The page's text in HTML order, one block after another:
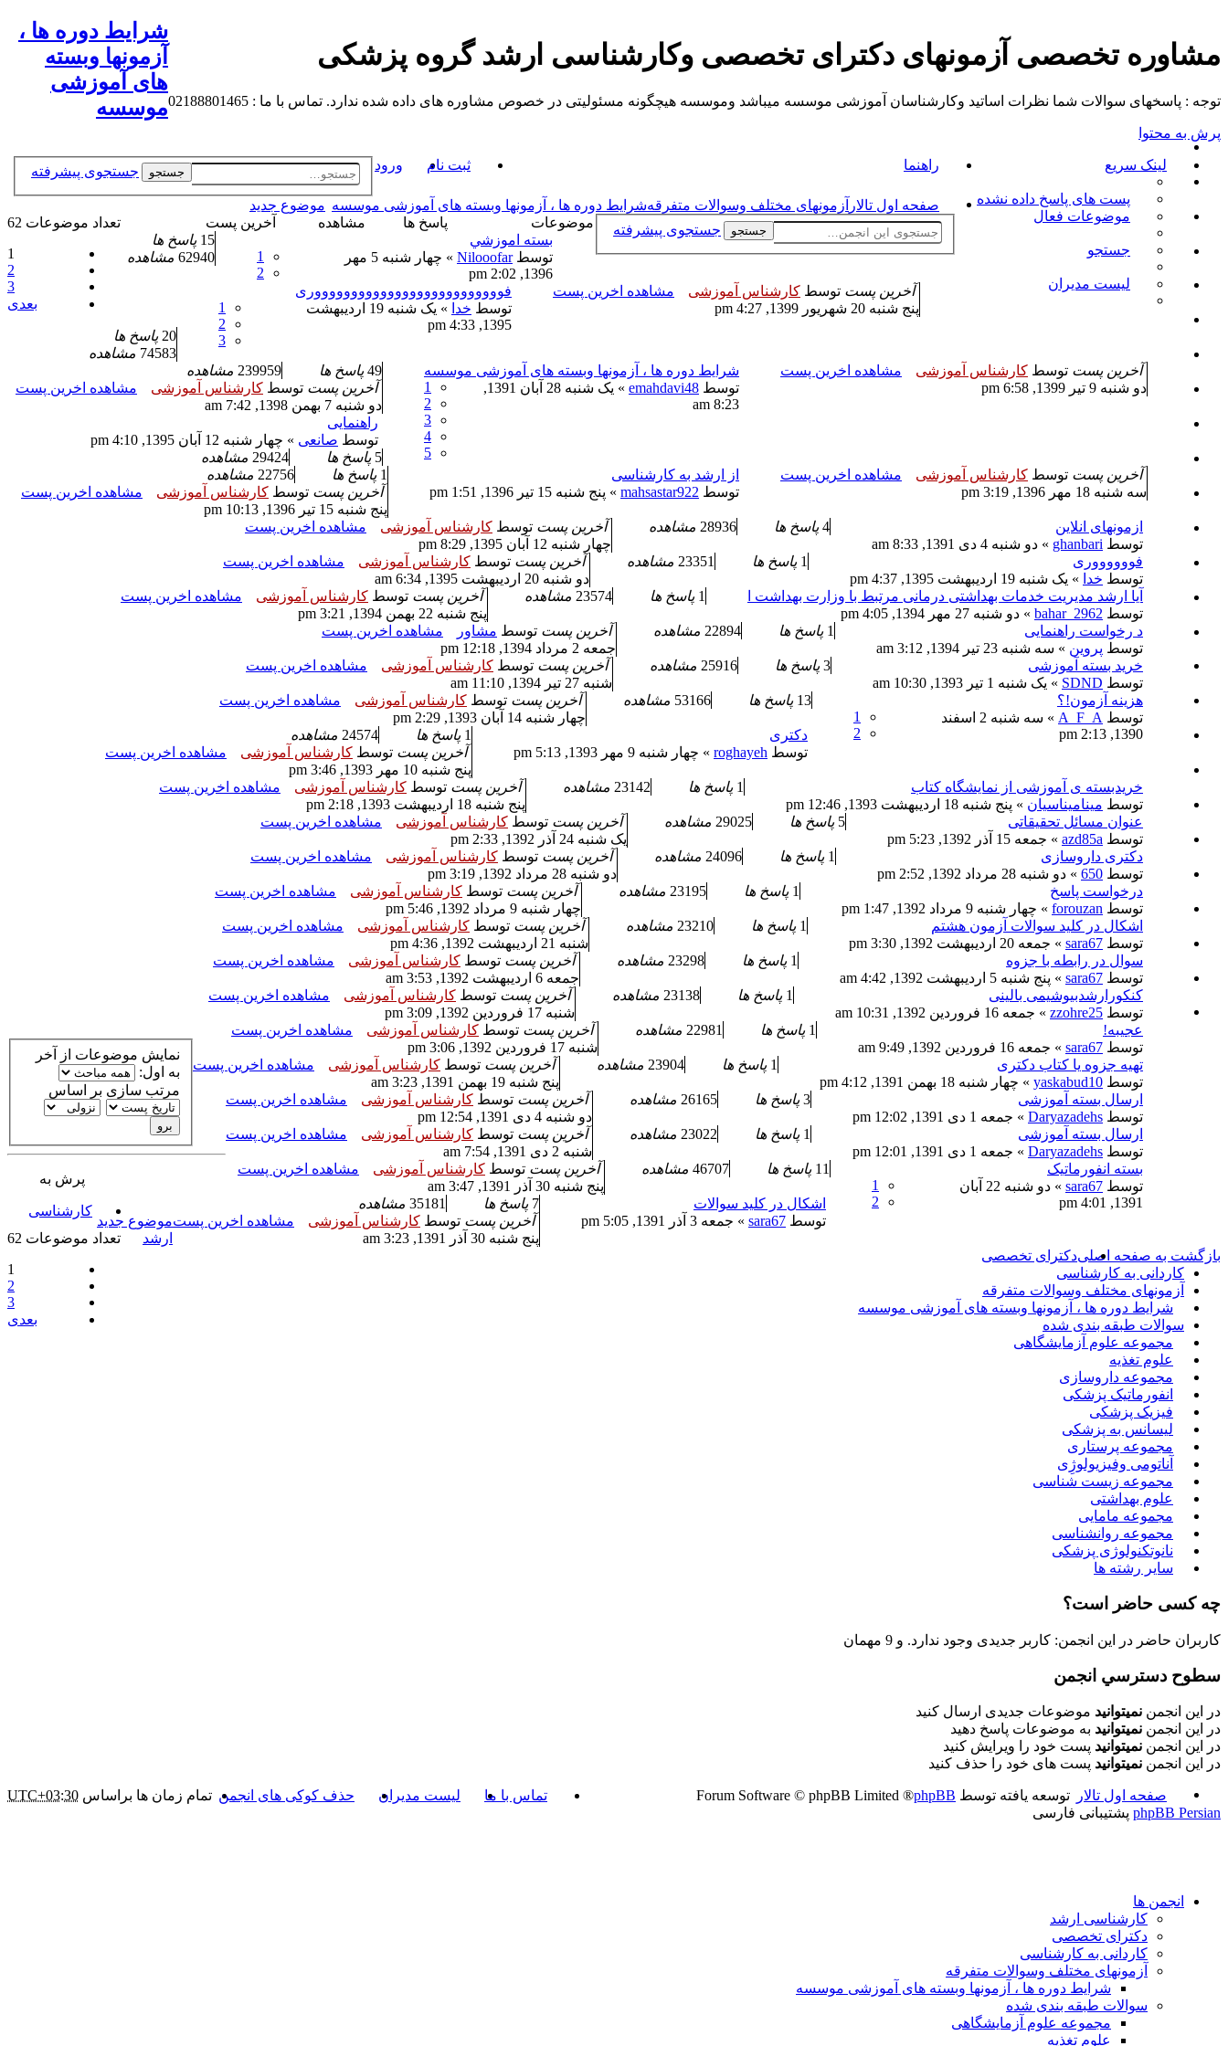
مشاوره تخصصی آزمونهای دکترای تخصصی وکارشناسی ارشد گروه پزشکی
توجه : پاسخهای سوالات شما نظرات اساتید وکارشناسان آموزشی موسسه میباشد وموسسه هیچگونه مسئولیتی در خصوص مشاوره های داده شده ندارد. تماس با ما : 02188801465
پرش به محتوا
جستجو جستجوی پیشرفته لینک سریع
پست های پاسخ داده نشده
موضوعات فعال
جستجو
لیست مدیران
راهنما ورود ثبت نام
صفحه اول تالار آزمونهای مختلف وسوالات متفرقهشرایط دوره ها ، آزمونها وبسته های آموزشی موسسه
شرایط دوره ها ،
آزمونها وبسته
های آموزشی
موسسه
موضوع جدید
جستجو جستجوی پیشرفته
تعداد موضوعات 62
1
2
3
بعدی
موضوعات پاسخ ها مشاهده
آخرین پست
بسته اموزشي
1
2
توسطNilooofar
» چهار شنبه 5 مهر
1396, 2:02 pm
15 پاسخ ها
62940 مشاهده
آخرین پست توسط کارشناس آموزشی
مشاهده اخرین پست
پنج شنبه 20 شهریور 1399, 4:27 pm
فووووووووووووووووووووووووووری
1
2
3
توسط خدا
» یک شنبه 19 اردیبهشت
1395, 4:33 pm
20 پاسخ ها
74583 مشاهده
آخرین پست توسط کارشناس آموزشی
مشاهده اخرین پست
دو شنبه 9 تیر 1399, 6:58 pm
شرایط دوره ها ، آزمونها وبسته های آموزشی موسسه
1
2
3
4
5
توسط emahdavi48
» یک شنبه 28 آبان 1391,
8:23 am
49 پاسخ ها 239959 مشاهده
آخرین پست توسط کارشناس آموزشی
مشاهده اخرین پست
دو شنبه 7 بهمن 1398, 7:42 am
راهنمایی
توسط صانعی » چهار شنبه 12 آبان 1395, 4:10 pm
5 پاسخ ها 29424 مشاهده
آخرین پست توسط کارشناس آموزشی
مشاهده اخرین پست
سه شنبه 18 مهر 1396, 3:19 pm
از ارشد به کارشناسی
توسط mahsastar922 » پنج شنبه 15 تیر 1396, 1:51 pm
1 پاسخ ها 22756 مشاهده
آخرین پست توسط کارشناس آموزشی
مشاهده اخرین پست
پنج شنبه 15 تیر 1396, 10:13 pm
ازمونهای انلاین
توسط ghanbari » دو شنبه 4 دی 1391, 8:33 am
4 پاسخ ها 28936 مشاهده آخرین پست توسط کارشناس آموزشی
مشاهده اخرین پست
چهار شنبه 12 آبان 1395, 8:29 pm
فووووووری
توسط خدا » یک شنبه 19 اردیبهشت 1395, 4:37 pm
1 پاسخ ها 23351 مشاهده آخرین پست توسط کارشناس آموزشی
مشاهده اخرین پست
دو شنبه 20 اردیبهشت 1395, 6:34 am
آیا ارشد مدیریت خدمات بهداشتی درمانی مرتبط با وزارت بهداشت ا
توسط bahar_2962 » دو شنبه 27 مهر 1394, 4:05 pm
1 پاسخ ها 23574 مشاهده آخرین پست توسط کارشناس آموزشی
مشاهده اخرین پست
پنج شنبه 22 بهمن 1394, 3:21 pm
د رخواست راهنمایی
توسط پروین » سه شنبه 23 تیر 1394, 3:12 am
1 پاسخ ها 22894 مشاهده آخرین پست توسط مشاور
مشاهده اخرین پست
جمعه 2 مرداد 1394, 12:18 pm
خرید بسته آموزشی
توسط SDND » یک شنبه 1 تیر 1393, 10:30 am
3 پاسخ ها 25916 مشاهده آخرین پست توسط کارشناس آموزشی
مشاهده اخرین پست
شنبه 27 تیر 1394, 11:10 am
هزینه آزمون!؟
1
2
توسط A_F_A
» سه شنبه 2 اسفند
1390, 2:13 pm
13 پاسخ ها 53166 مشاهده آخرین پست توسط کارشناس آموزشی
مشاهده اخرین پست
چهار شنبه 14 آبان 1393, 2:29 pm
دکتری
توسط roghayeh » چهار شنبه 9 مهر 1393, 5:13 pm
1 پاسخ ها 24574 مشاهده
آخرین پست توسط کارشناس آموزشی
مشاهده اخرین پست
پنج شنبه 10 مهر 1393, 3:46 pm
خریدبسته ی آموزشی از نمایشگاه کتاب
توسط مینامیناسیان » پنج شنبه 18 اردیبهشت 1393, 12:46 pm
1 پاسخ ها 23142 مشاهده آخرین پست توسط کارشناس آموزشی
مشاهده اخرین پست
پنج شنبه 18 اردیبهشت 1393, 2:18 pm
عنوان مسائل تحقیقاتی
توسط azd85a » جمعه 15 آذر 1392, 5:23 pm
5 پاسخ ها 29025 مشاهده آخرین پست توسط کارشناس آموزشی
مشاهده اخرین پست
یک شنبه 24 آذر 1392, 2:33 pm
دکتری داروسازی
توسط 650 » دو شنبه 28 مرداد 1392, 2:52 pm
1 پاسخ ها 24096 مشاهده آخرین پست توسط کارشناس آموزشی
مشاهده اخرین پست
دو شنبه 28 مرداد 1392, 3:19 pm
درخواست پاسخ
توسط forouzan » چهار شنبه 9 مرداد 1392, 1:47 pm
1 پاسخ ها 23195 مشاهده آخرین پست توسط کارشناس آموزشی
مشاهده اخرین پست
چهار شنبه 9 مرداد 1392, 5:46 pm
اشکال در کلید سوالات آزمون هشتم
توسط sara67 » جمعه 20 اردیبهشت 1392, 3:30 pm
1 پاسخ ها 23210 مشاهده آخرین پست توسط کارشناس آموزشی
مشاهده اخرین پست
شنبه 21 اردیبهشت 1392, 4:36 pm
سوال در رابطه با جزوه
توسط sara67 » پنج شنبه 5 اردیبهشت 1392, 4:42 am
1 پاسخ ها 23298 مشاهده آخرین پست توسط کارشناس آموزشی
مشاهده اخرین پست
جمعه 6 اردیبهشت 1392, 3:53 am
کنکورارشدبیوشیمی بالینی
توسط zzohre25 » جمعه 16 فروردین 1392, 10:31 am
1 پاسخ ها 23138 مشاهده آخرین پست توسط کارشناس آموزشی
مشاهده اخرین پست
شنبه 17 فروردین 1392, 3:09 pm
عجیبه!
توسط sara67 » جمعه 16 فروردین 1392, 9:49 am
1 پاسخ ها 22981 مشاهده آخرین پست توسط کارشناس آموزشی
مشاهده اخرین پست
شنبه 17 فروردین 1392, 3:06 pm
تهیه جزوه یا کتاب دکتری
توسط yaskabud10 » چهار شنبه 18 بهمن 1391, 4:12 pm
1 پاسخ ها 23904 مشاهده آخرین پست توسط کارشناس آموزشی
مشاهده اخرین پست
پنج شنبه 19 بهمن 1391, 3:23 am
ارسال بسته آموزشی
توسط Daryazadehs » جمعه 1 دی 1391, 12:02 pm
3 پاسخ ها 26165 مشاهده آخرین پست توسط کارشناس آموزشی
مشاهده اخرین پست
دو شنبه 4 دی 1391, 12:54 pm
ارسال بسته آموزشی
توسط Daryazadehs » جمعه 1 دی 1391, 12:01 pm
1 پاسخ ها 23022 مشاهده آخرین پست توسط کارشناس آموزشی
مشاهده اخرین پست
شنبه 2 دی 1391, 7:54 am
بسته انفورماتیک
1
2
توسط sara67
» دو شنبه 22 آبان
1391, 4:01 pm
11 پاسخ ها 46707 مشاهده آخرین پست توسط کارشناس آموزشی
مشاهده اخرین پست
پنج شنبه 30 آذر 1391, 3:47 am
اشکال در کلید سوالات
توسط sara67 » جمعه 3 آذر 1391, 5:05 pm
7 پاسخ ها 35181 مشاهده
آخرین پست توسط کارشناس آموزشی
مشاهده اخرین پست
پنج شنبه 30 آذر 1391, 3:23 am
نمایش موضوعات از آخر
به اول:
مرتب سازی بر اساس
موضوع جدید
تعداد موضوعات 62
1
2
3
بعدی
بازگشت به صفحه اصلی
پرش به
کارشناسی
ارشد
دکترای تخصصی
کاردانی به کارشناسی
آزمونهای مختلف وسوالات متفرقه
شرایط دوره ها ، آزمونها وبسته های آموزشی موسسه
سوالات طبقه بندی شده
مجموعه علوم آزمایشگاهی
علوم تغذیه
مجموعه داروسازی
انفورماتیک پزشکی
فیزیک پزشکی
لیسانس به پزشکی
مجموعه پرستاری
آناتومی وفیزیولوژِی
مجموعه زیست شناسی
علوم بهداشتی
مجموعه مامایی
مجموعه روانشناسی
نانوتکنولوژی پزشکی
سایر رشته ها
چه کسی حاضر است؟
کاربران حاضر در این انجمن: کاربر جدیدی وجود ندارد. و 9 مهمان
سطوح دسترسي انجمن
در این انجمن نمیتوانید موضوعات جدیدی ارسال کنید
در این انجمن نمیتوانید به موضوعات پاسخ دهید
در این انجمن نمیتوانید پست خود را ویرایش کنید
در این انجمن نمیتوانید پست های خود را حذف کنید
صفحه اول تالار تمام زمان ها براساس UTC+03:30 حذف کوکی های انجمن لیست مدیران تماس با ما توسعه یافته توسط phpBB
® Forum Software © phpBB Limited
phpBB Persian پشتیبانی فارسی
انجمن ها
کارشناسی ارشد
دکترای تخصصی
کاردانی به کارشناسی
آزمونهای مختلف وسوالات متفرقه
شرایط دوره ها ، آزمونها وبسته های آموزشی موسسه
سوالات طبقه بندی شده
مجموعه علوم آزمایشگاهی
علوم تغذیه